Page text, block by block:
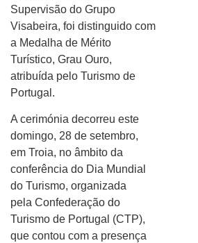
Supervisão do Grupo
Visabeira, foi distinguido com
a Medalha de Mérito
Turístico, Grau Ouro,
atribuída pelo Turismo de
Portugal.
A cerimónia decorreu este
domingo, 28 de setembro,
em Troia, no âmbito da
conferência do Dia Mundial
do Turismo, organizada
pela Confederação do
Turismo de Portugal (CTP),
que contou com a presença